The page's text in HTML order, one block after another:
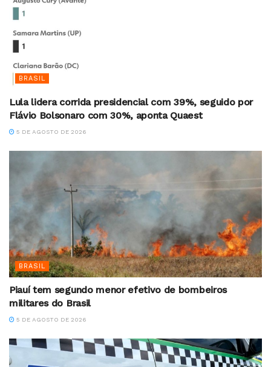
BRASIL
Lula lidera corrida presidencial com 39%, seguido por
Flávio Bolsonaro com 30%, aponta Quaest
5 DE AGOSTO DE 2026
BRASIL
Piauí tem segundo menor efetivo de bombeiros
militares do Brasil
5 DE AGOSTO DE 2026